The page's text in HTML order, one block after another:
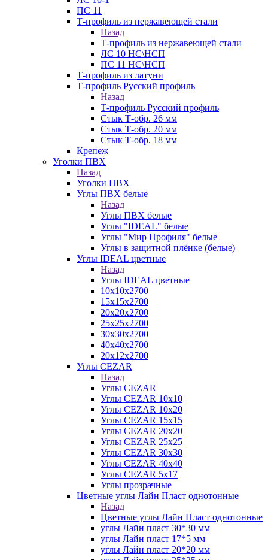
ПС 11
Т-профиль из нержавеющей стали
Назад
Т-профиль из нержавеющей стали
ЛС 10 НС\НСП
ПС 11 НС\НСП
Т-профиль из латуни
Т-профиль Русский профиль
Назад
Т-профиль Русский профиль
Стык Т-обр. 26 мм
Стык Т-обр. 20 мм
Стык Т-обр. 18 мм
Крепеж
Уголки ПВХ
Назад
Уголки ПВХ
Углы ПВХ белые
Назад
Углы ПВХ белые
Углы "IDEAL" белые
Углы "Мир Профиля" белые
Углы в защитной плёнке (белые)
Углы IDEAL цветные
Назад
Углы IDEAL цветные
10х10х2700
15х15х2700
20х20х2700
25х25х2700
30х30х2700
40х40х2700
20х12х2700
Углы CEZAR
Назад
Углы CEZAR
Углы CEZAR 10х10
Углы CEZAR 10х20
Углы CEZAR 15х15
Углы CEZAR 20х20
Углы CEZAR 25х25
Углы CEZAR 30х30
Углы CEZAR 40х40
Углы CEZAR 5х17
Углы прозрачные
Цветные углы Лайн Пласт однотонные
Назад
Цветные углы Лайн Пласт однотонные
углы Лайн пласт 30*30 мм
углы Лайн пласт 17*5 мм
углы Лайн пласт 20*20 мм